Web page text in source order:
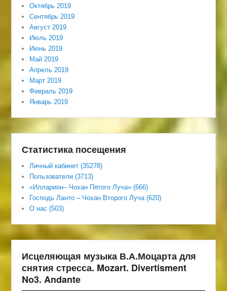
Октябрь 2019
Сентябрь 2019
Август 2019
Июль 2019
Июнь 2019
Май 2019
Апрель 2019
Март 2019
Февраль 2019
Январь 2019
Статистика посещения
Личный кабинет (35278)
Пользователи (3713)
«Илларион– Чохан Пятого Луча» (666)
Господь Ланто – Чохан Второго Луча (620)
О нас (503)
Исцеляющая музыка В.А.Моцарта для
снятия стресса. Mozart. Divertisment
No3. Andante